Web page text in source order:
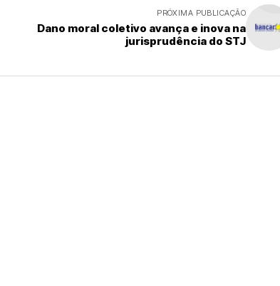
PRÓXIMA PUBLICAÇÃO
Dano moral coletivo avança e inova na
jurisprudência do STJ